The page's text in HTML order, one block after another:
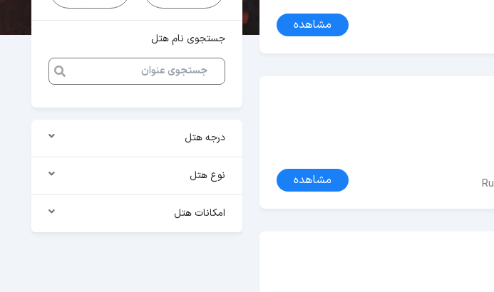
مشاهده
مشاهده
جستجوی نام هتل
درجه هتل
نوع هتل
امکانات هتل